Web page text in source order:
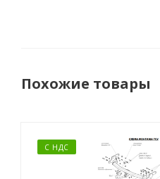
Похожие товары
С НДС